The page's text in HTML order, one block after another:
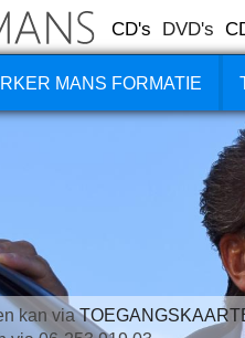
CD's DVD's
MANS FORMATIE
kan via